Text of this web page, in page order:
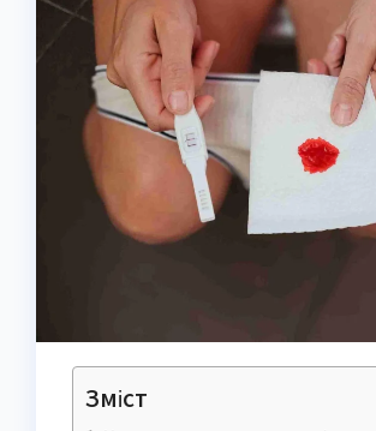
Зміст